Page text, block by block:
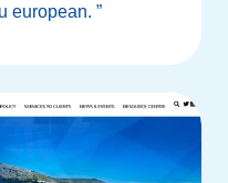
european. ”